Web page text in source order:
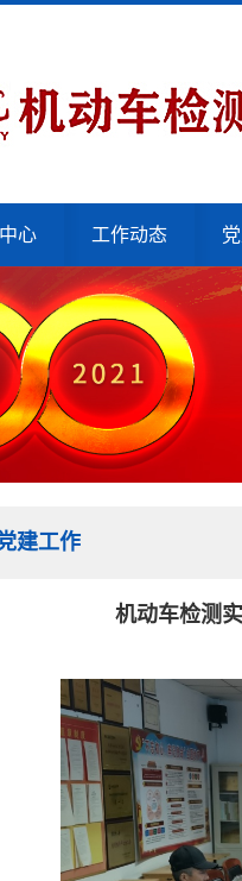
心 工作动态
建工作
机动车检测